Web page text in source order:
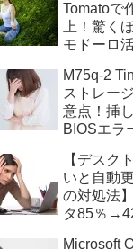
Tomatoで
上！驚く
モドーロ
M75q-2
ストレー
意点！挿
BIOSエラ
【デスク
いと自動
の対処法
タ85％
Microsoft